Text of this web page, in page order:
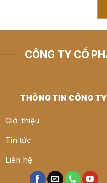
CÔNG TY CỔ
THÔNG TIN CÔNG TY
Giới thiệu
Tin tức
Liên hệ